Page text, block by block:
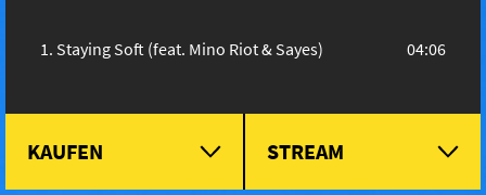
Staying Soft (feat. Mino Riot & Sayes) 04:06
KAUFEN STREAM